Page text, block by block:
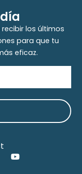
los últimos
para que tu
eficaz.